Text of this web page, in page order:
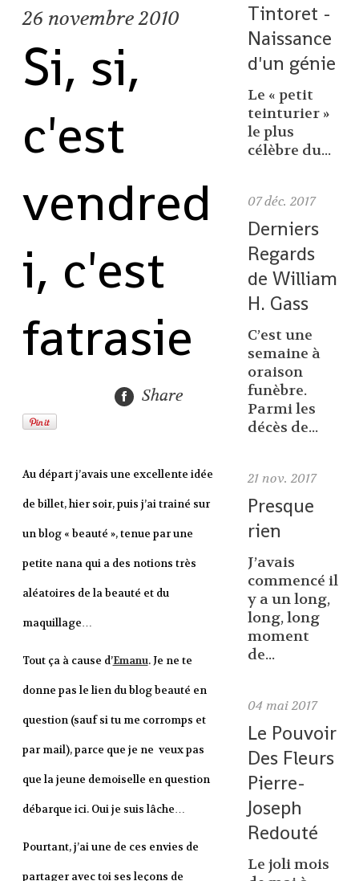
26 novembre 2010
Si, si,
c'est
vendred
i, c'est
fatrasie
Share
Au départ j’avais une excellente idée
de billet, hier soir, puis j’ai trainé sur
un blog « beauté », tenue par une
petite nana qui a des notions très
aléatoires de la beauté et du
maquillage…
Tout ça à cause d’Emanu. Je ne te
donne pas le lien du blog beauté en
question (sauf si tu me corromps et
par mail), parce que je ne veux pas
que la jeune demoiselle en question
débarque ici. Oui je suis lâche…
Pourtant, j’ai une de ces envies de
partager avec toi ses leçons de
Tintoret -
Naissance
d'un génie
Le « petit
teinturier »
le plus
célèbre du...
07 déc. 2017
Derniers
Regards
de William
H. Gass
C’est une
semaine à
oraison
funèbre.
Parmi les
décès de...
21 nov. 2017
Presque
rien
J’avais
commencé il
y a un long,
long, long
moment
de...
04 mai 2017
Le Pouvoir
Des Fleurs
Pierre-
Joseph
Redouté
Le joli mois